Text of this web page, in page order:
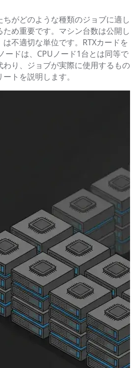
がどのような種類のジョブに適し
め重要です。マシン台数は公開し
不適切な単位です。RTXカードを
ードは、CPUノード1台とは同等で
り、ジョブが実際に使用するもの
トを説明します。